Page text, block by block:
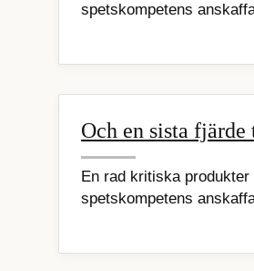
spetskompetens
Och en sista fjärde
En rad kritiska produkter
spetskompetens